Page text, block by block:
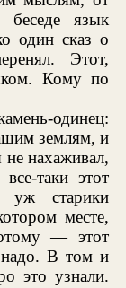
беседе язык
один сказ о
Этот,
Кому по
одинец:
землям, и
нахаживал,
таки этот
старики
месте,
— этот
В том и
это узнали.